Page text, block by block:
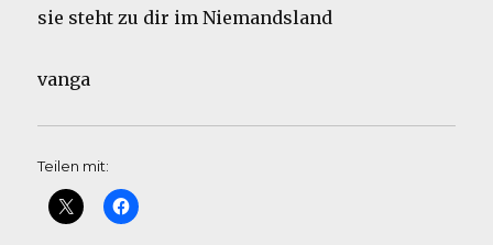
sie steht zu dir im Niemandsland
vanga
Teilen mit: